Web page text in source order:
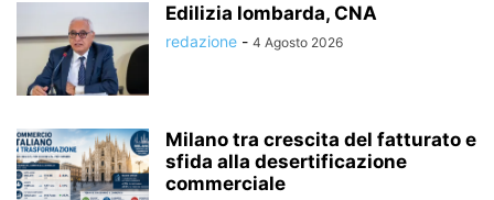
Edilizia lombarda, CNA
redazione - 4 Agosto 2026
Milano tra crescita del fatturato e
sfida alla desertificazione
commerciale